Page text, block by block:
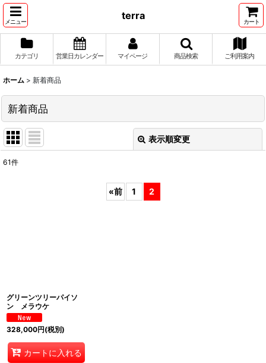
メニュー
terra
カート
カテゴリ 営業日カレンダー マイページ 商品検索 ご利用案内
ホーム > 新着商品
新着商品
表示順変更
61件
«前 1 2
グリーンツリーパイソ
ン メラウケ
328,000円(税別)
カートに入れる